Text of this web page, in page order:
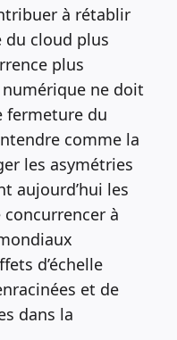
à rétablir
du cloud plus
plus
ne doit
fermeture du
comme la
les asymétries
aujourd’hui les
à
d’échelle
et de
dans la